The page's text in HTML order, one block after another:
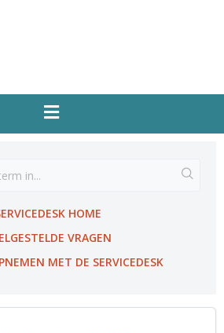
HOME
VRAGEN
MET DE SERVICEDESK